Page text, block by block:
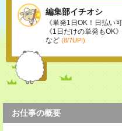
編集部イチオシ
《単発1日OK！日払い
《1日だけの単発もOK
など (8/7UP!)
お仕事の概要